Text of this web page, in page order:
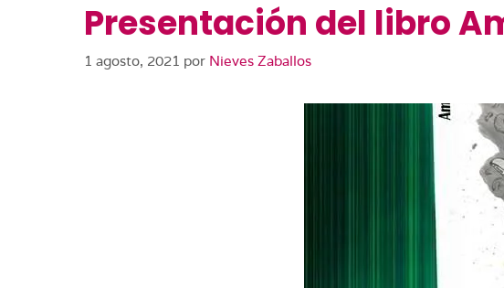
Presentación del libro
1 agosto, 2021 por Nieves Zaballos